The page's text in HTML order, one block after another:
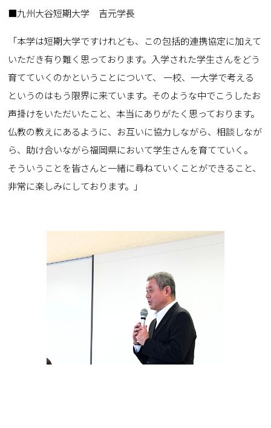
■九州大谷短期大学 吉元学長
「本学は短期大学ですけれども、この包括的連携協定に加えて
いただき有り難く思っております。入学された学生さんをどう
育てていくのかということについて、 一校、一大学で考える
というのはもう限界に来ています。そのような中でこうしたお
声掛けをいただいたこと、本当にありがたく思っております。
仏教の教えにあるように、お互いに協力しながら、相談しなが
ら、助け合いながら福岡県において学生さんを育てていく。
そういうことを皆さんと一緒に尋ねていくことができること、
非常に楽しみにしております。」